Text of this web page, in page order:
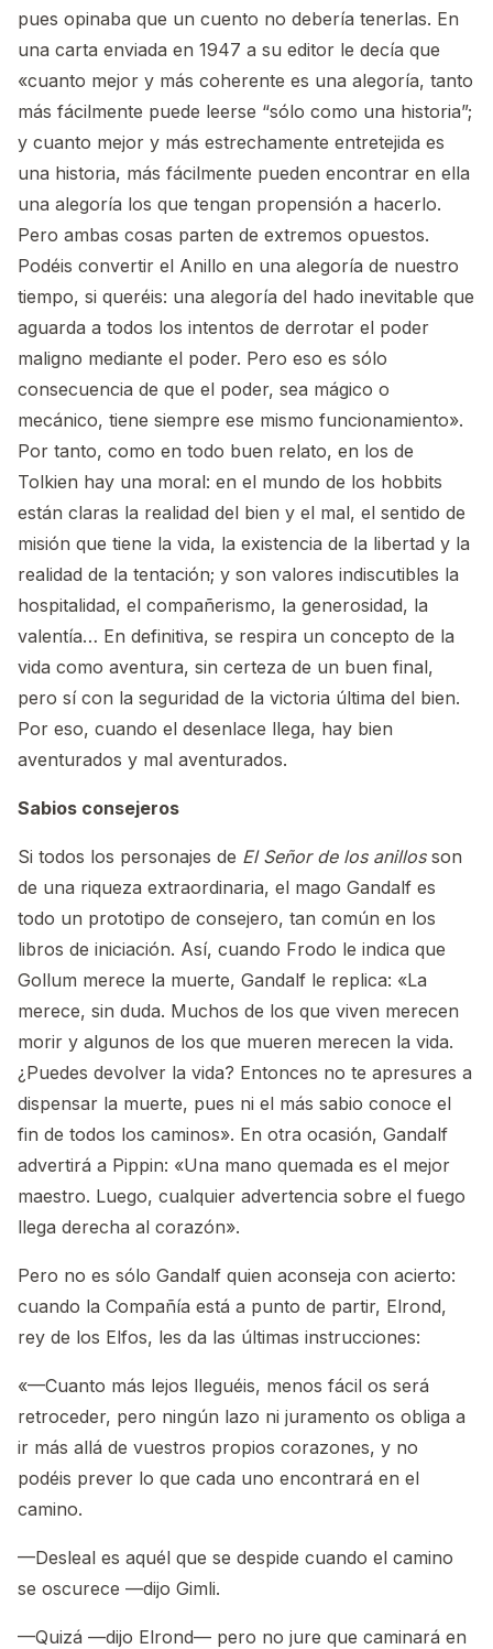
pues opinaba que un cuento no debería tenerlas. En
una carta enviada en 1947 a su editor le decía que
«cuanto mejor y más coherente es una alegoría, tanto
más fácilmente puede leerse “sólo como una historia”;
y cuanto mejor y más estrechamente entretejida es
una historia, más fácilmente pueden encontrar en ella
una alegoría los que tengan propensión a hacerlo.
Pero ambas cosas parten de extremos opuestos.
Podéis convertir el Anillo en una alegoría de nuestro
tiempo, si queréis: una alegoría del hado inevitable que
aguarda a todos los intentos de derrotar el poder
maligno mediante el poder. Pero eso es sólo
consecuencia de que el poder, sea mágico o
mecánico, tiene siempre ese mismo funcionamiento».
Por tanto, como en todo buen relato, en los de
Tolkien hay una moral: en el mundo de los hobbits
están claras la realidad del bien y el mal, el sentido de
misión que tiene la vida, la existencia de la libertad y la
realidad de la tentación; y son valores indiscutibles la
hospitalidad, el compañerismo, la generosidad, la
valentía… En definitiva, se respira un concepto de la
vida como aventura, sin certeza de un buen final,
pero sí con la seguridad de la victoria última del bien.
Por eso, cuando el desenlace llega, hay bien
aventurados y mal aventurados.
Sabios consejeros
Si todos los personajes de El Señor de los anillosson
de una riqueza extraordinaria, el mago Gandalf es
todo un prototipo de consejero, tan común en los
libros de iniciación. Así, cuando Frodo le indica que
Gollum merece la muerte, Gandalf le replica: «La
merece, sin duda. Muchos de los que viven merecen
morir y algunos de los que mueren merecen la vida.
¿Puedes devolver la vida? Entonces no te apresures a
dispensar la muerte, pues ni el más sabio conoce el
fin de todos los caminos». En otra ocasión, Gandalf
advertirá a Pippin: «Una mano quemada es el mejor
maestro. Luego, cualquier advertencia sobre el fuego
llega derecha al corazón».
Pero no es sólo Gandalf quien aconseja con acierto:
cuando la Compañía está a punto de partir, Elrond,
rey de los Elfos, les da las últimas instrucciones:
«—Cuanto más lejos lleguéis, menos fácil os será
retroceder, pero ningún lazo ni juramento os obliga a
ir más allá de vuestros propios corazones, y no
podéis prever lo que cada uno encontrará en el
camino.
—Desleal es aquél que se despide cuando el camino
se oscurece —dijo Gimli.
—Quizá —dijo Elrond— pero no jure que caminará en